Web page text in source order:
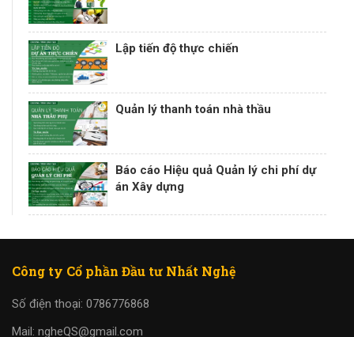
Lập tiến độ thực chiến
Quản lý thanh toán nhà thầu
Báo cáo Hiệu quả Quản lý chi phí dự
án Xây dựng
Công ty Cổ phần Đầu tư Nhất Nghệ
Số điện thoại: 0786776868
Mail: ngheQS@gmail.com